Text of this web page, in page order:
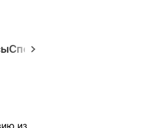
Спецпроекты
из